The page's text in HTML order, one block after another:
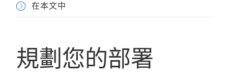
在本文中
規劃您的部署